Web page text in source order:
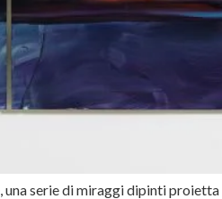
serie di miraggi dipinti proietta